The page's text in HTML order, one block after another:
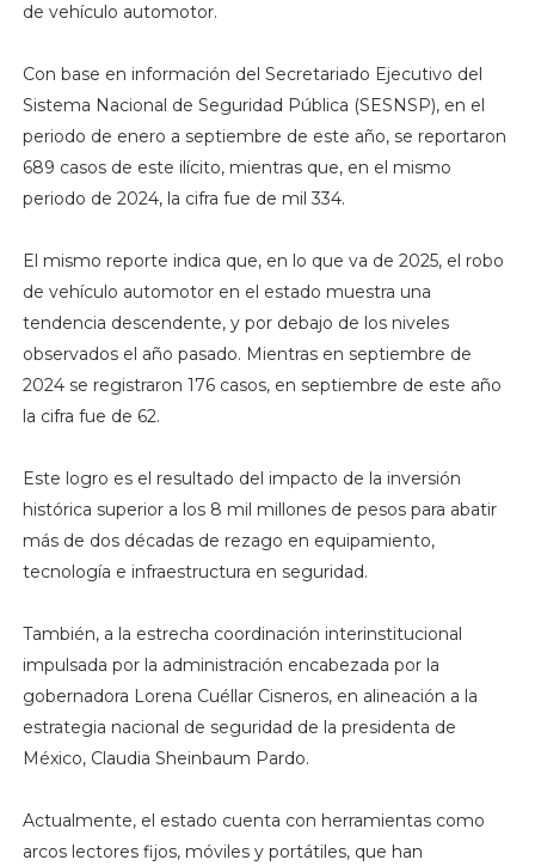
de vehículo automotor.
Con base en información del Secretariado Ejecutivo del
Sistema Nacional de Seguridad Pública (SESNSP), en el
periodo de enero a septiembre de este año, se reportaron
689 casos de este ilícito, mientras que, en el mismo
periodo de 2024, la cifra fue de mil 334.
El mismo reporte indica que, en lo que va de 2025, el robo
de vehículo automotor en el estado muestra una
tendencia descendente, y por debajo de los niveles
observados el año pasado. Mientras en septiembre de
2024 se registraron 176 casos, en septiembre de este año
la cifra fue de 62.
Este logro es el resultado del impacto de la inversión
histórica superior a los 8 mil millones de pesos para abatir
más de dos décadas de rezago en equipamiento,
tecnología e infraestructura en seguridad.
También, a la estrecha coordinación interinstitucional
impulsada por la administración encabezada por la
gobernadora Lorena Cuéllar Cisneros, en alineación a la
estrategia nacional de seguridad de la presidenta de
México, Claudia Sheinbaum Pardo.
Actualmente, el estado cuenta con herramientas como
arcos lectores fijos, móviles y portátiles, que han